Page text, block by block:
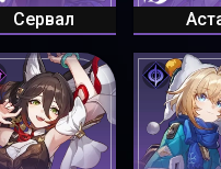
Сервал